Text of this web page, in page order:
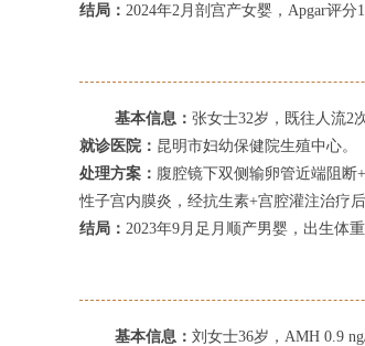
结局： 2024年2月剖宫产女婴，Apgar评分
基本信息： 张女士32岁，既往人流2
就诊医院： 昆明市妇幼保健院生殖中心。
处理方案： 腹腔镜下双侧输卵管近端阻断
性子宫内膜炎，经抗生素+宫腔灌注治疗后
结局： 2023年9月足月顺产男婴，出生体
基本信息： 刘女士36岁，AMH 0.9